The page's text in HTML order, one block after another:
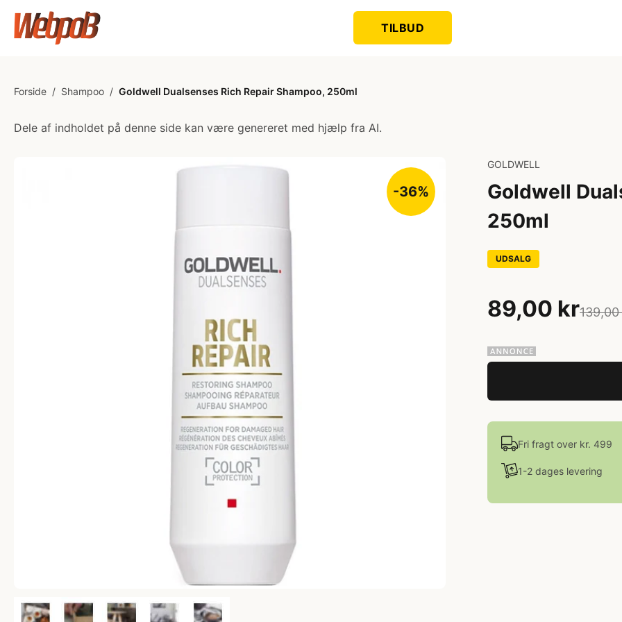
TILBUD
Forside / Shampoo / Goldwell Dualsenses Rich Repair Shampoo, 250ml
Dele af indholdet på denne side kan være genereret med hjælp fra AI.
-36%
GOLDWELL
Goldwell
250ml
UDSALG
89,00 kr
Fri fragt over kr. 499
1-2 dages levering